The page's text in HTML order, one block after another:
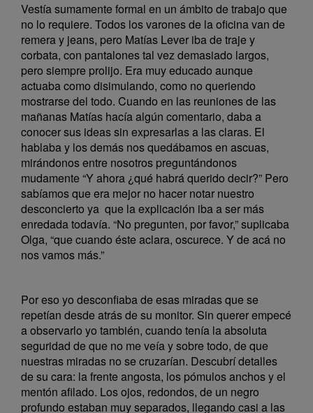
Vestía sumamente formal en un ámbito de trabajo que
no lo requiere. Todos los varones de la oficina van de
remera y jeans, pero Matías Lever iba de traje y
corbata, con pantalones tal vez demasiado largos,
pero siempre prolijo. Era muy educado aunque
actuaba como disimulando, como no queriendo
mostrarse del todo. Cuando en las reuniones de las
mañanas Matías hacía algún comentario, daba a
conocer sus ideas sin expresarlas a las claras. El
hablaba y los demás nos quedábamos en ascuas,
mirándonos entre nosotros preguntándonos
mudamente “Y ahora ¿qué habrá querido decir?” Pero
sabíamos que era mejor no hacer notar nuestro
desconcierto ya que la explicación iba a ser más
enredada todavía. “No pregunten, por favor,” suplicaba
Olga, “que cuando éste aclara, oscurece. Y de acá no
nos vamos más.”
Por eso yo desconfiaba de esas miradas que se
repetían desde atrás de su monitor. Sin querer empecé
a observarlo yo también, cuando tenía la absoluta
seguridad de que no me veía y sobre todo, de que
nuestras miradas no se cruzarían. Descubrí detalles
de su cara: la frente angosta, los pómulos anchos y el
mentón afilado. Los ojos, redondos, de un negro
profundo estaban muy separados, llegando casi a las